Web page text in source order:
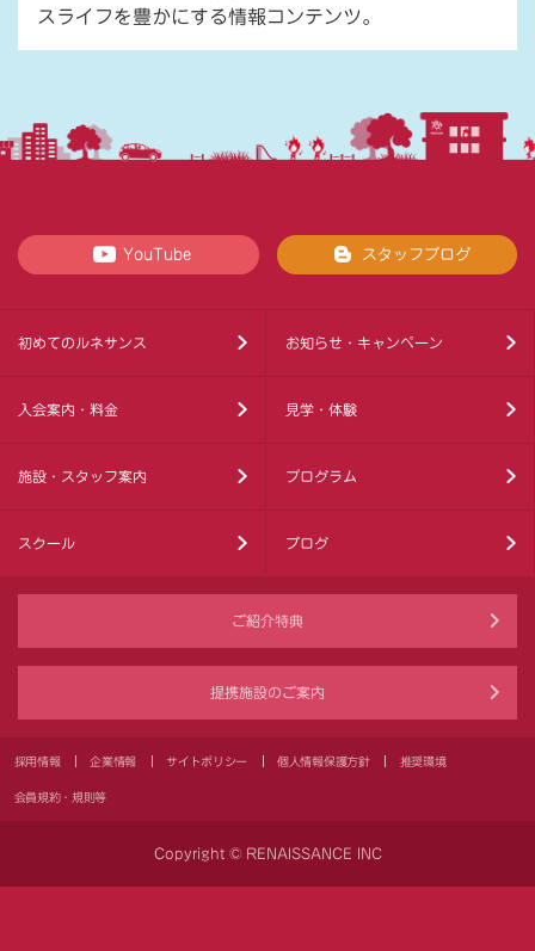
スライフを豊かにする情報コンテンツ。
YouTube スタッフブログ
初めてのルネサンス お知らせ・キャンペーン
入会案内・料金 見学・体験
施設・スタッフ案内 プログラム
スクール ブログ
ご紹介特典
提携施設のご案内
採用情報 企業情報 サイトポリシー 個人情報保護方針 推奨環境
会員規約・規則等
Copyright © RENAISSANCE INC